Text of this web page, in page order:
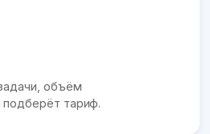
объём
тариф.